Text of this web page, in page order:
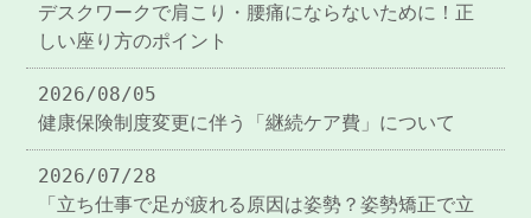
デスクワークで肩こり・腰痛にならないために！正
しい座り方のポイント
2026/08/05
健康保険制度変更に伴う「継続ケア費」について
2026/07/28
「立ち仕事で足が疲れる原因は姿勢？姿勢矯正で立